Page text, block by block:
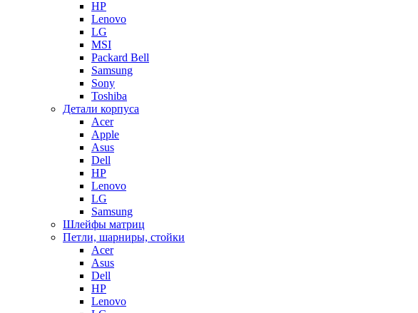
HP
Lenovo
LG
MSI
Packard Bell
Samsung
Sony
Toshiba
Детали корпуса
Acer
Apple
Asus
Dell
HP
Lenovo
LG
Samsung
Шлейфы матриц
Петли, шарниры, стойки
Acer
Asus
Dell
HP
Lenovo